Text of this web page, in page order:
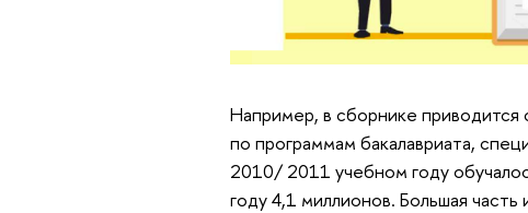
Например, в сборнике приводится
по программам бакалавриата,
2010/ 2011 учебном году
году 4,1 миллионов. Большая